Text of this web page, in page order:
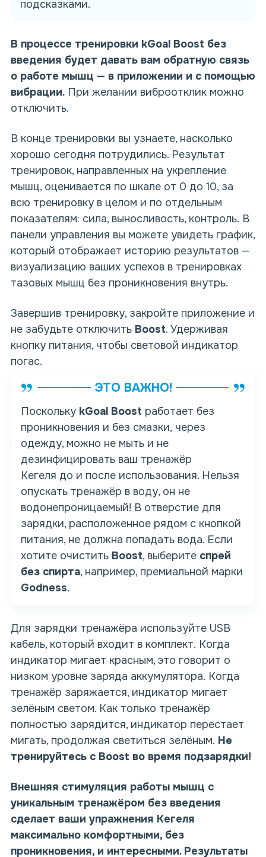
подсказками.
В процессе тренировки kGoal Boost без
введения будет давать вам обратную связь
о работе мышц — в приложении и с помощью
вибрации. При желании виброотклик можно
отключить.
В конце тренировки вы узнаете, насколько
хорошо сегодня потрудились. Результат
тренировок, направленных на укрепление
мышц, оценивается по шкале от 0 до 10, за
всю тренировку в целом и по отдельным
показателям: сила, выносливость, контроль. В
панели управления вы можете увидеть график,
который отображает историю результатов —
визуализацию ваших успехов в тренировках
тазовых мышц без проникновения внутрь.
Завершив тренировку, закройте приложение и
не забудьте отключить Boost. Удерживая
кнопку питания, чтобы световой индикатор
погас.
ЭТО ВАЖНО!
Поскольку kGoal Boost работает без
проникновения и без смазки, через
одежду, можно не мыть и не
дезинфицировать ваш тренажёр
Кегеля до и после использования. Нельзя
опускать тренажёр в воду, он не
водонепроницаемый! В отверстие для
зарядки, расположенное рядом с кнопкой
питания, не должна попадать вода. Если
хотите очистить Boost, выберите спрей
без спирта, например, премиальной марки
Godness.
Для зарядки тренажёра используйте USB
кабель, который входит в комплект. Когда
индикатор мигает красным, это говорит о
низком уровне заряда аккумулятора. Когда
тренажёр заряжается, индикатор мигает
зелёным светом. Как только тренажёр
полностью зарядится, индикатор перестает
мигать, продолжая светиться зелёным. Не
тренируйтесь с Boost во время подзарядки!
Внешняя стимуляция работы мышц с
уникальным тренажёром без введения
сделает ваши упражнения Кегеля
максимально комфортными, без
проникновения, и интересными. Результаты